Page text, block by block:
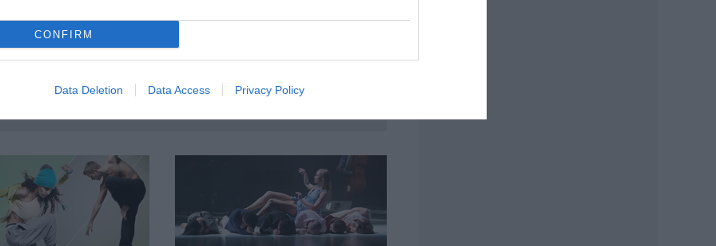
CONFIRM
Data Deletion Data Access Privacy Policy